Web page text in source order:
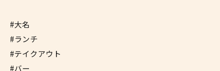
#大名
#ランチ
#テイクアウト
#バー